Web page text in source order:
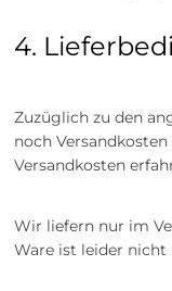
4.
Zuzüglich zu den
noch
Versandkosten
Wir liefern nur im
Ware ist leider nicht